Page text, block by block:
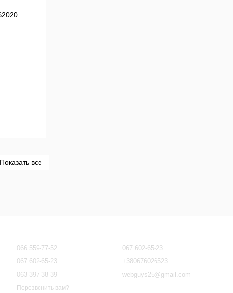
Показать все
066 559-77-52
067 602-65-23
063 397-38-39
Перезвонить вам?
067 602-65-23
+380676026523
webguys25@gmail.com